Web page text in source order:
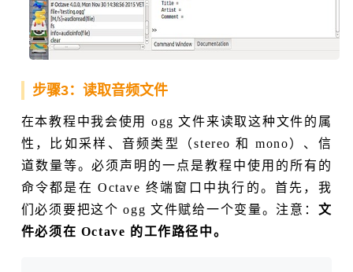
步骤3：读取音频文件
在本教程中我会使用 ogg 文件来读取这种文件的属
性，比如采样、音频类型（stereo 和 mono）、信
道数量等。必须声明的一点是教程中使用的所有的
命令都是在 Octave 终端窗口中执行的。首先，我
们必须要把这个 ogg 文件赋给一个变量。注意： 文
件必须在 Octave 的工作路径中。